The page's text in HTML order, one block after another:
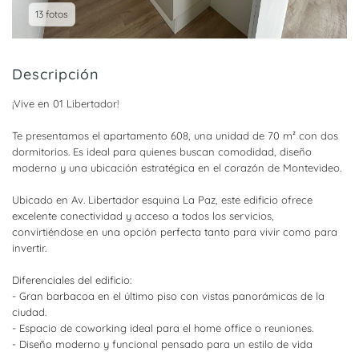
13 fotos
Descripción
¡Vive en 01 Libertador!
Te presentamos el apartamento 608, una unidad de 70 m² con dos
dormitorios. Es ideal para quienes buscan comodidad, diseño
moderno y una ubicación estratégica en el corazón de Montevideo.
Ubicado en Av. Libertador esquina La Paz, este edificio ofrece
excelente conectividad y acceso a todos los servicios,
convirtiéndose en una opción perfecta tanto para vivir como para
invertir.
Diferenciales del edificio:
- Gran barbacoa en el último piso con vistas panorámicas de la
ciudad.
- Espacio de coworking ideal para el home office o reuniones.
- Diseño moderno y funcional pensado para un estilo de vida